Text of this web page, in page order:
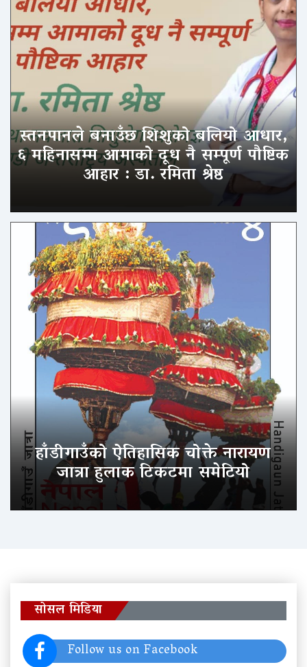
स्तनपानले बनाउँछ शिशुको बलियो आधार,
६ महिनासम्म आमाको दूध नै सम्पूर्ण पौष्टिक
आहार : डा. रमिता श्रेष्ठ
हाँडीगाउँको ऐतिहासिक चोक्ते नारायण
जात्रा हुलाक टिकटमा समेटियो
सोसल मिडिया
Follow us on Facebook